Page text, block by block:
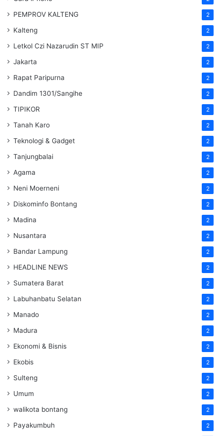
PEMPROV KALTENG 2
Kalteng 2
Letkol Czi Nazarudin ST MIP 2
Jakarta 2
Rapat Paripurna 2
Dandim 1301/Sangihe 2
TIPIKOR 2
Tanah Karo 2
Teknologi & Gadget 2
Tanjungbalai 2
Agama 2
Neni Moerneni 2
Diskominfo Bontang 2
Madina 2
Nusantara 2
Bandar Lampung 2
HEADLINE NEWS 2
Sumatera Barat 2
Labuhanbatu Selatan 2
Manado 2
Madura 2
Ekonomi & Bisnis 2
Ekobis 2
Sulteng 2
Umum 2
walikota bontang 2
Payakumbuh 2